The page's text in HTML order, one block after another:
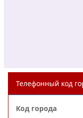
Телефонный код
Код города